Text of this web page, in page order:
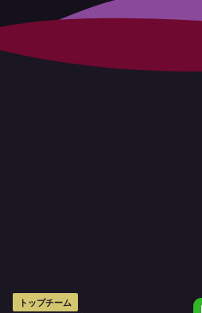
トップチーム